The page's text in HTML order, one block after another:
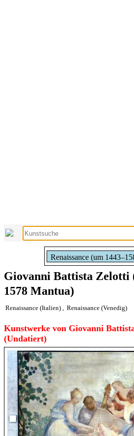
Renaissance (um
Giovanni Battista Zelotti
1578 Mantua)
Renaissance (Italien) , Renaissance (Venedig)
Kunstwerke von Giovanni
(Undatiert)